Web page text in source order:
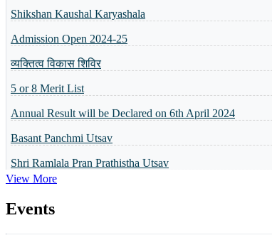
Guru Purnima Invitation Card
Toppers of the school
View More
Events
Guru Purnima Parv
Urja Mahila Help Desk Karyapranali